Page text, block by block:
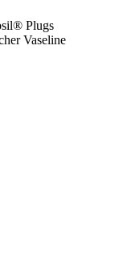
Plugs
Vaseline